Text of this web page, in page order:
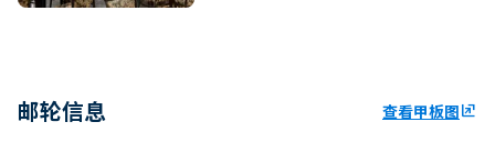
邮轮信息 查看甲板图ungroup